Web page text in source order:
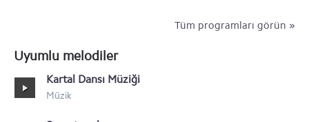
Tüm programları görün »
Uyumlu melodiler
Kartal Dansı Müziği
Müzik